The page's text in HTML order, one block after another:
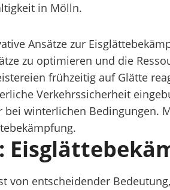
in Mölln.
Ansätze zur
zu optimieren und die
frühzeitig auf Glätte
Verkehrssicherheit
bei winterlichen
von entscheidender